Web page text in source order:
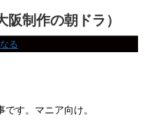
制作の朝ドラ）
る
す。マニア向け。